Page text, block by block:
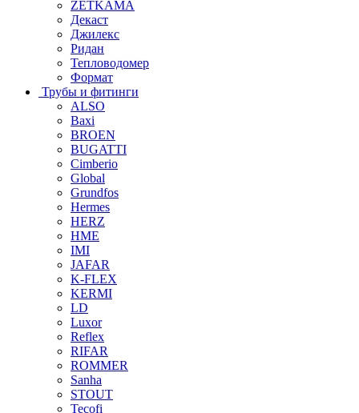
ZETKAMA
Декаст
Джилекс
Ридан
Тепловодомер
Формат
Трубы и фитинги
ALSO
Baxi
BROEN
BUGATTI
Cimberio
Global
Grundfos
Hermes
HERZ
HME
IMI
JAFAR
K-FLEX
KERMI
LD
Luxor
Reflex
RIFAR
ROMMER
Sanha
STOUT
Tecofi